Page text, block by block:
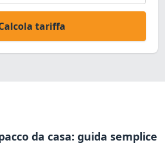
tariffa
da casa: guida semplice